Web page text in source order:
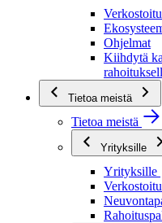
Ohjelmat
Kiihdytä
Tietoa meistä
Tietoa meistä
Yrityksille
Yrityksille